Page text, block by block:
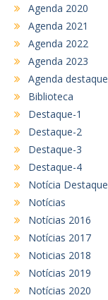
Agenda 2020
Agenda 2021
Agenda 2022
Agenda 2023
Agenda
Biblioteca
Destaque-1
Destaque-2
Destaque-3
Destaque-4
Notícia Destaque
Notícias
Notícias 2016
Notícias 2017
Noticias 2018
Notícias 2019
Notícias 2020